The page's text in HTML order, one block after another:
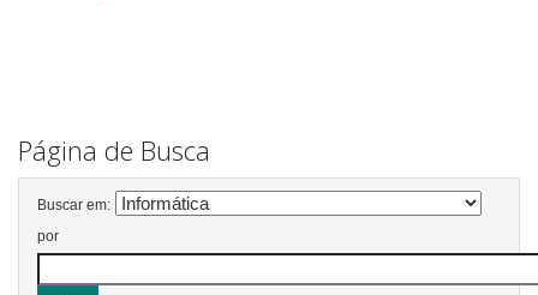
Página de Busca
Buscar em:
por